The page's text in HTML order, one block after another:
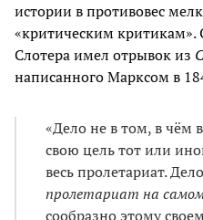
истории в противовес
«критическим критикам».
Слотера имел отрывок из
написанного Марксом в
«Дело не в том, в чём
свою цель тот или
весь пролетариат.
пролетариат на
сообразно этому